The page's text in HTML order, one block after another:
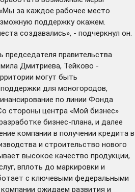
за каждое рабочее место
поддержку окажем.
создавались», - подчеркнул он.
председателя правительства
Дмитриева, Тейково -
могут быть
для моногородов,
по линии Фонда
стороны центра «Мой бизнес»
бизнес-плана, и далее
компании в получении кредита в
и строительство нового
высокое качество продукции,
вплоть до маркировки и
с ключевыми федеральными
ожидаем развития и